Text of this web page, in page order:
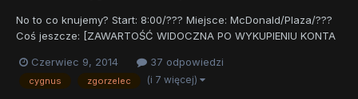
No to co knujemy? Start: 8:00/??? Miejsce: McDonald/Plaza/???
Coś jeszcze: [ZAWARTOŚĆ WIDOCZNA PO WYKUPIENIU KONTA
w lipcu? Która data okaże się najbardziej odpowiednia? Który
dzień będzie na tyle fajny? Wybieracie najlepszą...
Czerwiec 9, 2014 37 odpowiedzi
cygnus zgorzelec (i 7 więcej)